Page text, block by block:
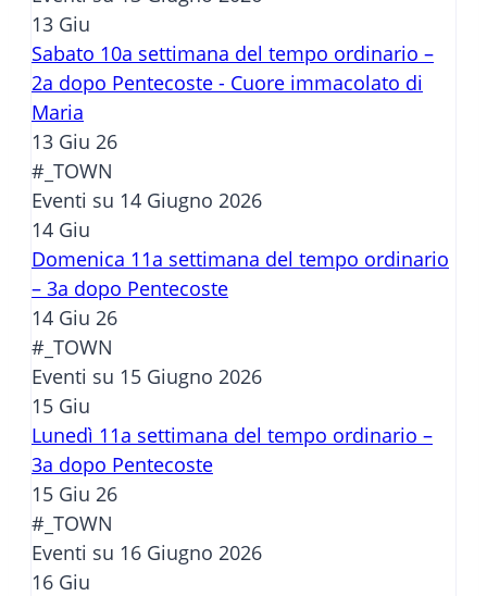
13 Giu
Sabato 10a settimana del tempo ordinario –
2a dopo Pentecoste - Cuore immacolato di
Maria
13 Giu 26
#_TOWN
Eventi su 14 Giugno 2026
14 Giu
Domenica 11a settimana del tempo ordinario
– 3a dopo Pentecoste
14 Giu 26
#_TOWN
Eventi su 15 Giugno 2026
15 Giu
Lunedì 11a settimana del tempo ordinario –
3a dopo Pentecoste
15 Giu 26
#_TOWN
Eventi su 16 Giugno 2026
16 Giu